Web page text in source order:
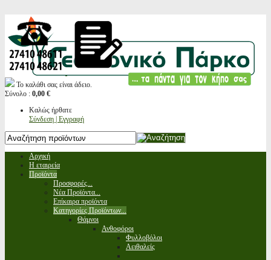
Το καλάθι σας είναι άδειο.
Σύνολο : 0,00 €
Καλώς ήρθατε
Σύνδεση | Εγγραφή
Αρχική
Η εταιρεία
Προϊόντα
Προσφορές...
Νέα Προϊόντα...
Επίκαιρα προϊόντα
Κατηγορίες Προϊόντων...
Θάμνοι
Ανθοφόροι
Φυλλοβόλοι
Αειθαλείς